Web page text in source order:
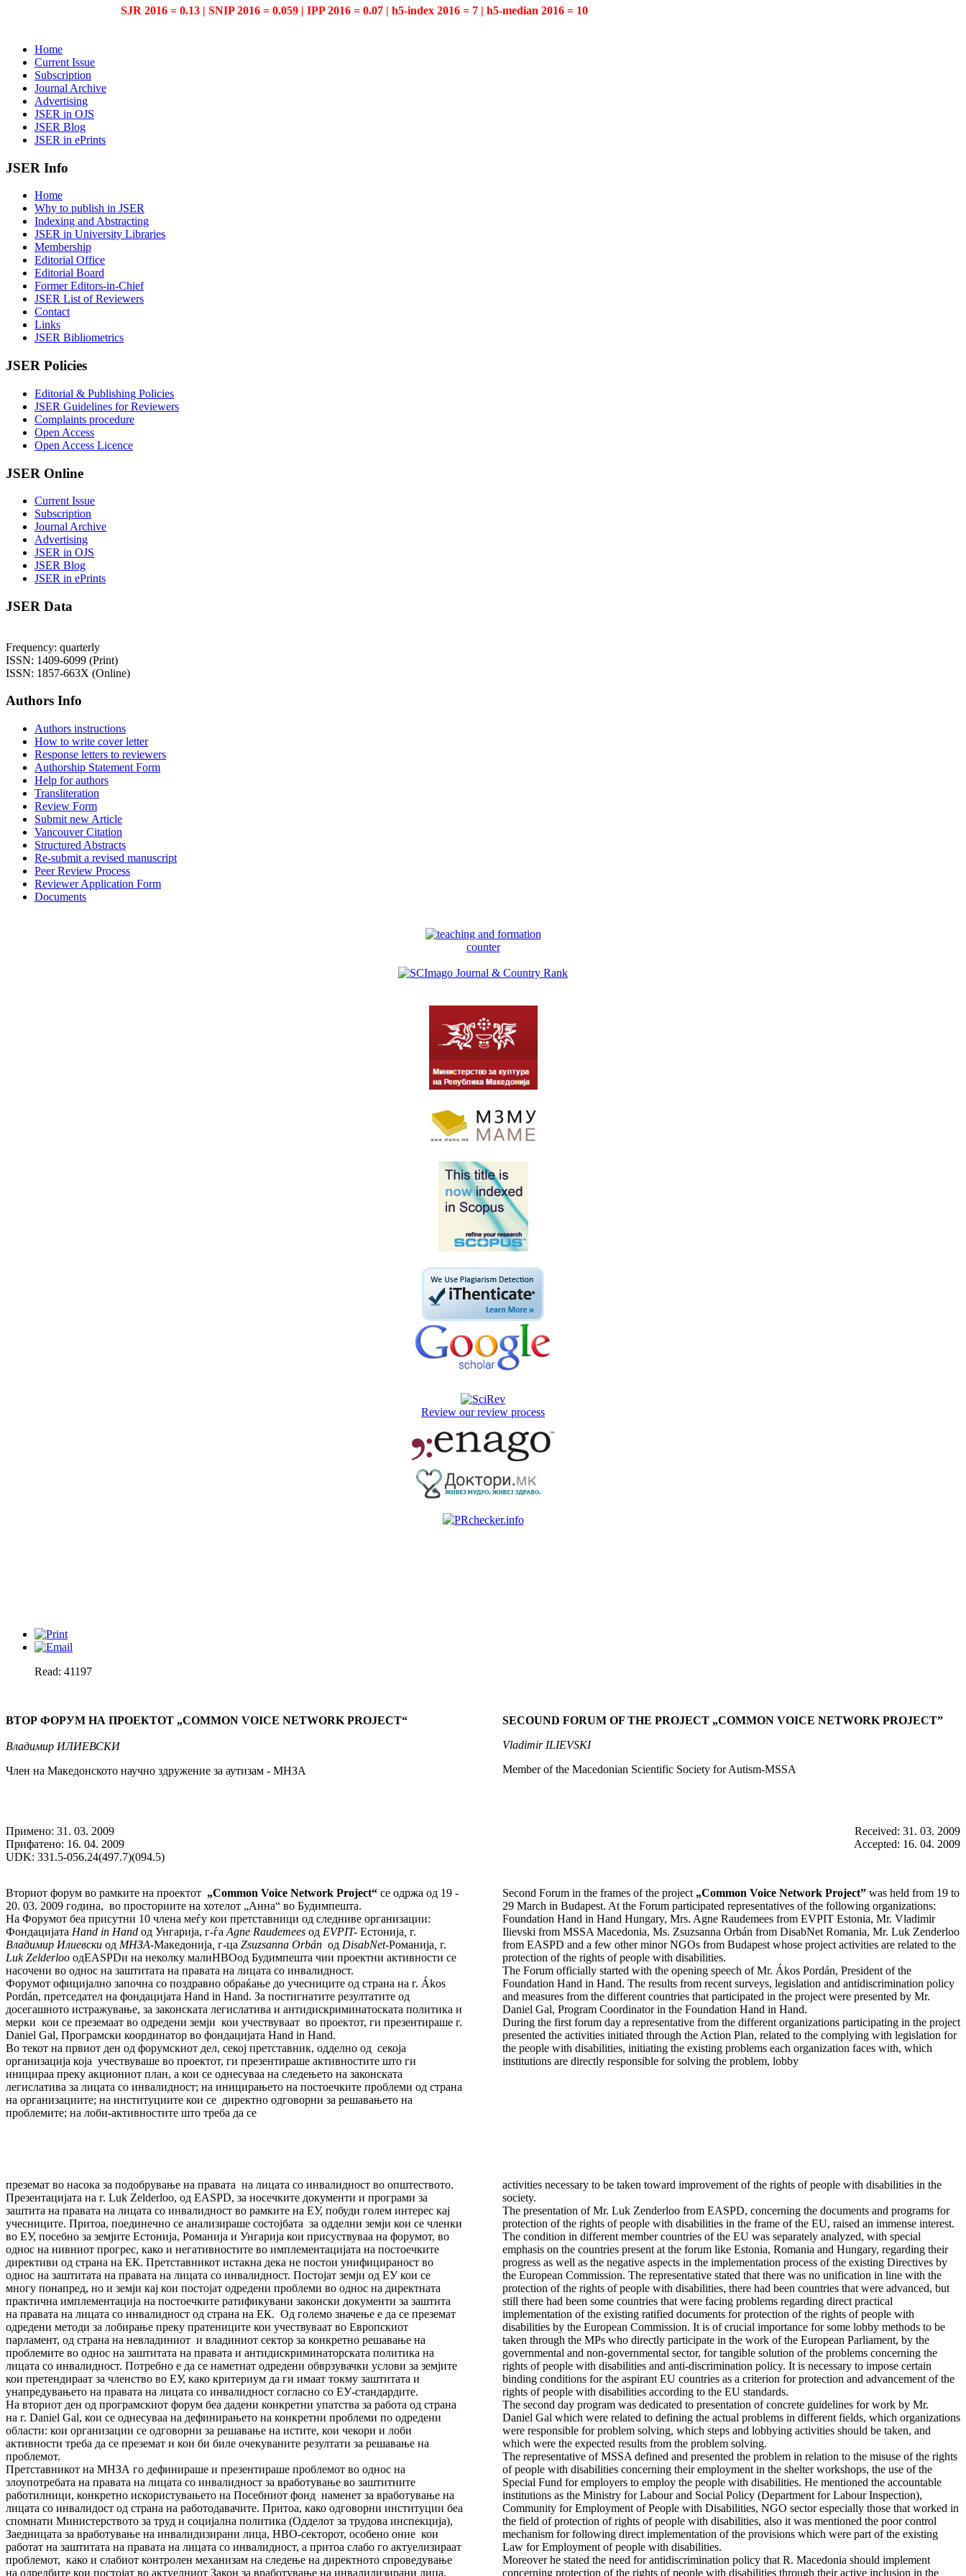
SJR 2016 = 0.13 | SNIP 2016 = 0.059 | IPP 2016 = 0.07 | h5-index 2016 = 7 | h5-median 2016 = 10
Home
Current Issue
Subscription
Journal Archive
Advertising
JSER in OJS
JSER Blog
JSER in ePrints
JSER Info
Home
Why to publish in JSER
Indexing and Abstracting
JSER in University Libraries
Membership
Editorial Office
Editorial Board
Former Editors-in-Chief
JSER List of Reviewers
Contact
Links
JSER Bibliometrics
JSER Policies
Editorial & Publishing Policies
JSER Guidelines for Reviewers
Complaints procedure
Open Access
Open Access Licence
JSER Online
Current Issue
Subscription
Journal Archive
Advertising
JSER in OJS
JSER Blog
JSER in ePrints
JSER Data
Frequency: quarterly
ISSN: 1409-6099 (Print)
ISSN: 1857-663X (Online)
Authors Info
Authors instructions
How to write cover letter
Response letters to reviewers
Authorship Statement Form
Help for authors
Transliteration
Review Form
Submit new Article
Vancouver Citation
Structured Abstracts
Re-submit a revised manuscript
Peer Review Process
Reviewer Application Form
Documents
counter
Review our review process
Read: 41197
ВТОР ФОРУМ НА ПРОЕКТОТ „COMMON VOICE NETWORK PROJECT“
Владимир ИЛИЕВСКИ
Член на Македонското научно здружение за аутизам - МНЗА
SECOUND FORUM OF THE PROJECT „COMMON VOICE NETWORK PROJECT”
Vladimir ILIEVSKI
Member of the Macedonian Scientific Society for Autism-MSSA
Примено: 31. 03. 2009
Прифатено: 16. 04. 2009
UDK: 331.5-056.24(497.7)(094.5)
Received: 31. 03. 2009
Accepted: 16. 04. 2009
Вториот форум во рамките на проектот „Common Voice Network Project“ се одржа од 19 -
20. 03. 2009 година, во просториите на хотелот „Анна“ во Будимпешта.
На Форумот беа присутни 10 члена меѓу кои претставници од следниве организации:
Фондацијата Hand in Hand од Унгарија, г-ѓа Agne Raudemees од EVPIT- Естонија г.
Владимир Илиевски од МНЗА-Македонија г-ца Zsuzsanna Orbán од DisabNet-Романија г.
Luk Zelderloo одEASPDи на неколку малиНВОод Будимпешта чии проектни активности се
насочени во однос на заштитата на правата на лицата со инвалидност.
Форумот официјално започна со поздравно обраќање до учесниците од страна на г. Ákos
Pordán, претседател на фондацијата Hand in Hand. За постигнатите резултатите од
досегашното истражување, за законската легислатива и антидискриминатоската политика и
мерки кои се преземаат во одредени земји кои учествуваат во проектот, ги презентираше г.
Daniel Gal, Програмски координатор во фондацијата Hand in Hand.
Во текот на првиот ден од форумскиот дел, секој претставник, одделно од секоја
организација која учествуваше во проектот, ги презентираше активностите што ги
иницираа преку акциониот план, а кои се однесуваа на следењето на законската
легислатива за лицата со инвалидност; на иницирањето на постоечките проблеми од страна
на организациите; на институциите кои се директно одговорни за решавањето на
проблемите; на лоби-активностите што треба да се
Second Forum in the frames of the project „Common Voice Network Project” was held from 19 to
29 March in Budapest. At the Forum participated representatives of the following organizations:
Foundation Hand in Hand Hungary, Mrs. Agne Raudemees from EVPIT Estonia, Mr. Vladimir
Ilievski from MSSA Macedonia, Ms. Zsuzsanna Orbán from DisabNet Romania, Mr. Luk Zenderloo
from EASPD and a few other minor NGOs from Budapest whose project activities are related to the
protection of the rights of people with disabilities.
The Forum officially started with the opening speech of Mr. Ákos Pordán, President of the
Foundation Hand in Hand. The results from recent surveys, legislation and antidiscrimination policy
and measures from the different countries that participated in the project were presented by Mr.
Daniel Gal, Program Coordinator in the Foundation Hand in Hand.
During the first forum day a representative from the different organizations participating in the project
presented the activities initiated through the Action Plan, related to the complying with legislation for
the people with disabilities, initiating the existing problems each organization faces with, which
institutions are directly responsible for solving the problem, lobby
преземат во насока за подобрување на правата на лицата со инвалидност во општеството.
Презентацијата на г. Luk Zelderloo, од EASPD, за носечките документи и програми за
заштита на правата на лицата со инвалидност во рамките на ЕУ, побуди голем интерес кај
учесниците. Притоа, поединечно се анализираше состојбата за одделни земји кои се членки
во ЕУ, посебно за земјите Естонија, Романија и Унгарија кои присуствуваа на форумот, во
однос на нивниот прогрес, како и негативностите во имплементацијата на постоечките
директиви од страна на ЕК. Претставникот истакна дека не постои унифицираност во
однос на заштитата на правата на лицата со инвалидност. Постојат земји од ЕУ кои се
многу понапред, но и земји кај кои постојат одредени проблеми во однос на директната
практична имплементација на постоечките ратификувани законски документи за заштита
на правата на лицата со инвалидност од страна на ЕК. Од големо значење е да се преземат
одредени методи за лобирање преку пратениците кои учествуваат во Европскиот
парламент, од страна на невладиниот и владиниот сектор за конкретно решавање на
проблемите во однос на заштитата на правата и антидискриминаторската политика на
лицата со инвалидност. Потребно е да се наметнат одредени обврзувачки услови за земјите
кои претендираат за членство во ЕУ, како критериум да ги имаат токму заштитата и
унапредувањето на правата на лицата со инвалидност согласно со ЕУ-стандардите.
На вториот ден од програмскиот форум беа дадени конкретни упатства за работа од страна
на г. Daniel Gal, кои се однесуваа на дефинирањето на конкретни проблеми по одредени
области: кои организации се одговорни за решавање на истите, кои чекори и лоби
активности треба да се преземат и кои би биле очекуваните резултати за решавање на
проблемот.
Претставникот на МНЗА го дефинираше и презентираше проблемот во однос на
злоупотребата на правата на лицата со инвалидност за вработување во заштитните
работилници, конкретно искористувањето на Посебниот фонд наменет за вработување на
лицата со инвалидост од страна на работодавачите. Притоа, како одговорни институции беа
спомнати Министерството за труд и социјална политика (Одделот за трудова инспекција),
Заедницата за вработување на инвалидизирани лица, НВО-секторот, особено оние кои
работат на заштитата на правата на лицата со инвалидност, а притоа слабо го актуелизираат
проблемот, како и слабиот контролен механизам на следење на директното спроведување
на одредбите кои постојат во актуелниот Закон за вработување на инвалидизирани лица.
activities necessary to be taken toward improvement of the rights of people with disabilities in the
society.
The presentation of Mr. Luk Zenderloo from EASPD, concerning the documents and programs for
protection of the rights of people with disabilities in the frame of the EU, raised an immense interest.
The condition in different member countries of the EU was separately analyzed, with special
emphasis on the countries present at the forum like Estonia, Romania and Hungary, regarding their
progress as well as the negative aspects in the implementation process of the existing Directives by
the European Commission. The representative stated that there was no unification in line with the
protection of the rights of people with disabilities, there had been countries that were advanced, but
still there had been some countries that were facing problems regarding direct practical
implementation of the existing ratified documents for protection of the rights of people with
disabilities by the European Commission. It is of crucial importance for some lobby methods to be
taken through the MPs who directly participate in the work of the European Parliament, by the
governmental and non-governmental sector, for tangible solution of the problems concerning the
rights of people with disabilities and anti-discrimination policy. It is necessary to impose certain
binding conditions for the aspirant EU countries as a criterion for protection and advancement of the
rights of people with disabilities according to the EU standards.
The second day program was dedicated to presentation of concrete guidelines for work by Mr.
Daniel Gal which were related to defining the actual problems in different fields, which organizations
were responsible for problem solving, which steps and lobbying activities should be taken, and
which were the expected results from the problem solving.
The representative of MSSA defined and presented the problem in relation to the misuse of the rights
of people with disabilities concerning their employment in the shelter workshops, the use of the
Special Fund for employers to employ the people with disabilities. He mentioned the accountable
institutions as the Ministry for Labour and Social Policy (Department for Labour Inspection),
Community for Employment of People with Disabilities, NGO sector especially those that worked in
the field of protection of rights of people with disabilities, also it was mentioned the poor control
mechanism for following direct implementation of the provisions which were part of the existing
Law for Employment of people with disabilities.
Moreover he stated the need for antidiscrimination policy that R. Macedonia should implement
concerning protection of the rights of people with disabilities through their active inclusion in the